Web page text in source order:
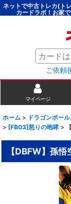
ネットで中古トレカ(ト
カードラボ！お家
ご依頼
マイページ
ホーム > ドラゴンボー
> [FB03]怒りの咆哮 >
【DBFW】孫